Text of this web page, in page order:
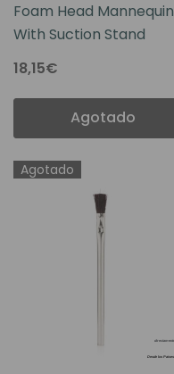
Foam Head Mannequin
With Suction Stand
18,15€
Agotado
Agotado